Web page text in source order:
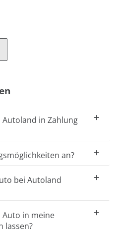
in Zahlung
an?
bei Autoland
Auto in meine
lassen?